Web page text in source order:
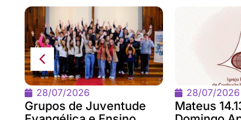
28/07/2026
Grupos de Juventude
28/07/2026
Mateus